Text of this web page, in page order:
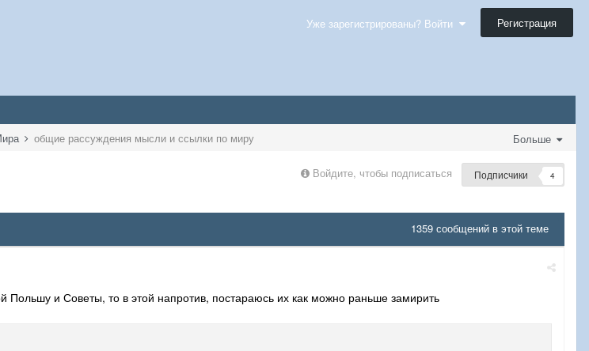
Уже зарегистрированы? Войти Регистрация
Больше
общие рассуждения мысли и ссылки по миру
Войдите, чтобы подписаться Подписчики 4
1359 сообщений в этой теме
Польшу и Советы, то в этой напротив, постараюсь их как можно раньше замирить